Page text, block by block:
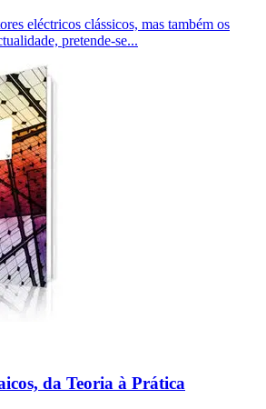
eléctricos clássicos, mas também os
pretende-se...
da Teoria à Prática